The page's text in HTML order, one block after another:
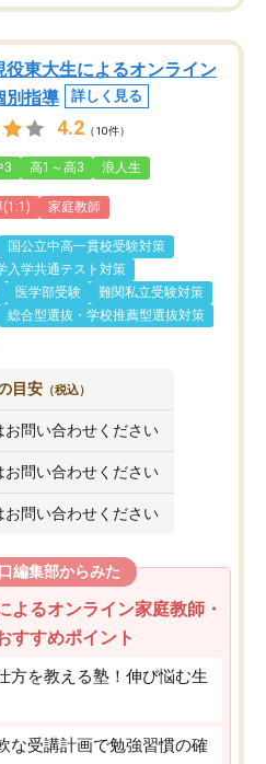
役東大生によるオンライン
別指導
詳しく見る
4.2 （10件）
3 高1～高3 浪人生
(1:1) 家庭教師
国公立中高一貫校受験対策
入学共通テスト対策
医学部受験
難関私立受験対策
総合型選抜・学校推薦型選抜対策
目安 （税込）
お問い合わせください
お問い合わせください
お問い合わせください
編集部からみた
よるオンライン家庭教師・
すすめポイント
方を教える塾！伸び悩む生
な受講計画で勉強習慣の確